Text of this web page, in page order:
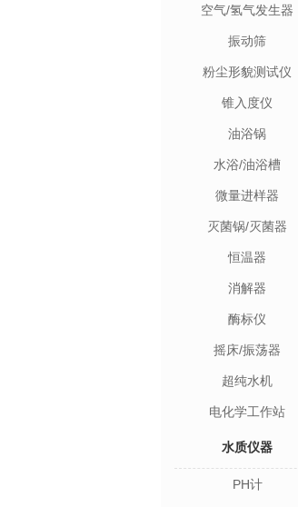
空气/氢气发生器
振动筛
粉尘形貌测试仪
锥入度仪
油浴锅
水浴/油浴槽
微量进样器
灭菌锅/灭菌器
恒温器
消解器
酶标仪
摇床/振荡器
超纯水机
电化学工作站
水质仪器
PH计